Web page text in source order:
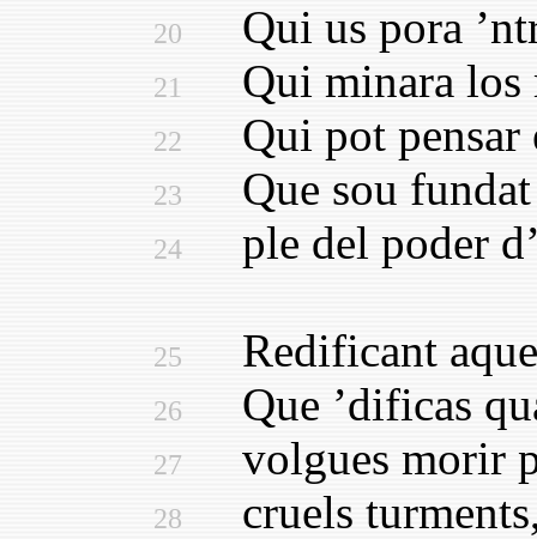
20 Qui us pora
21 Qui minara los
22 Qui pot pensar
23 Que sou fundat
24 ple del poder
25 Redificant
26 Que ’dificas
27 volgues morir
28 cruels